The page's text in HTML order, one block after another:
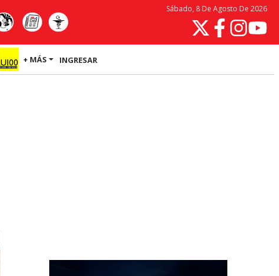
Sábado, 8 De Agosto De 2026
+ MÁS INGRESAR